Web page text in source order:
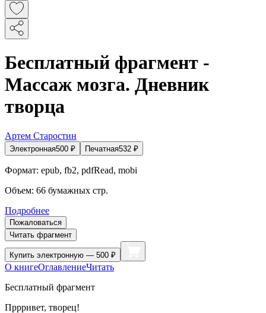
Бесплатный фрагмент -
Массаж мозга. Дневник
творца
Артем Старостин
Электронная500 ₽ Печатная532 ₽
Формат: epub, fb2, pdfRead, mobi
Объем: 66 бумажных стр.
Подробнее
Пожаловаться
Читать фрагмент
Купить электронную — 500 ₽
О книгеОглавлениеЧитать
Бесплатный фрагмент
Пррривет, творец!